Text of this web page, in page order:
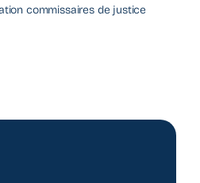
Notre étude
Nous contacter
commissaires de justice